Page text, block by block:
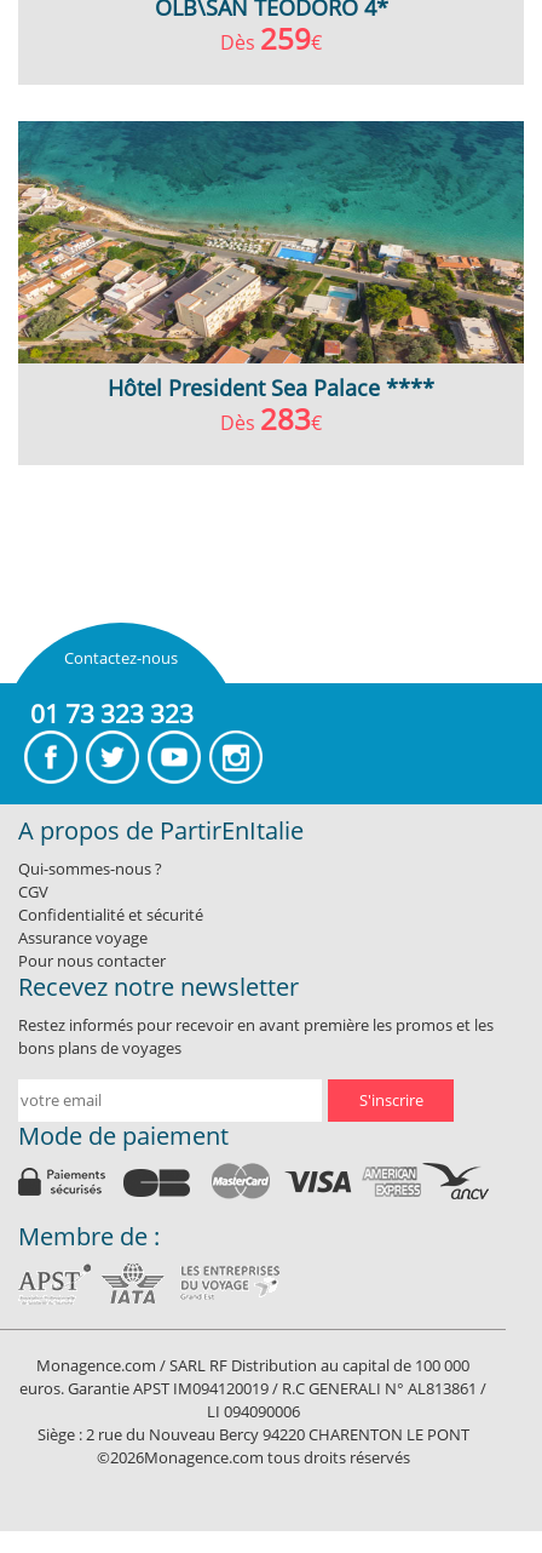
OLB\SAN TEODORO 4*
Dès 259€
Hôtel President Sea Palace ****
Dès 283€
Contactez-nous
01 73 323 323
A propos de PartirEnItalie
Qui-sommes-nous ?
CGV
Confidentialité et sécurité
Assurance voyage
Pour nous contacter
Recevez notre newsletter
Restez informés pour recevoir en avant première les promos et les
bons plans de voyages
S'inscrire
Mode de paiement
Membre de :
Monagence.com / SARL RF Distribution au capital de 100 000
euros. Garantie APST IM094120019 / R.C GENERALI N° AL813861 /
LI 094090006
Siège : 2 rue du Nouveau Bercy 94220 CHARENTON LE PONT
©2026Monagence.com tous droits réservés